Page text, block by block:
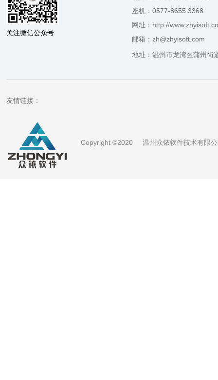
关注微信公众号
座机：0577-8655 3368
网址：http://
邮箱：zh@zhyisoft.com
地址：温州市龙湾区蒲州街
友情链接：
Copyright ©2020 温州众铱软件技术有